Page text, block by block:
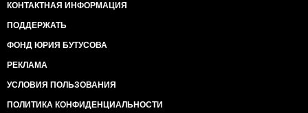
КОНТАКТНАЯ ИНФОРМАЦИЯ
ПОДДЕРЖАТЬ
ФОНД ЮРИЯ БУТУСОВА
РЕКЛАМА
УСЛОВИЯ ПОЛЬЗОВАНИЯ
ПОЛИТИКА КОНФИДЕНЦИАЛЬНОСТИ